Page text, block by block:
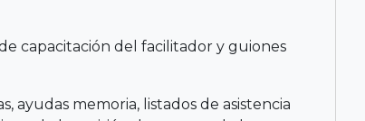
capacitación del facilitador y guiones
ayudas memoria, listados de asistencia